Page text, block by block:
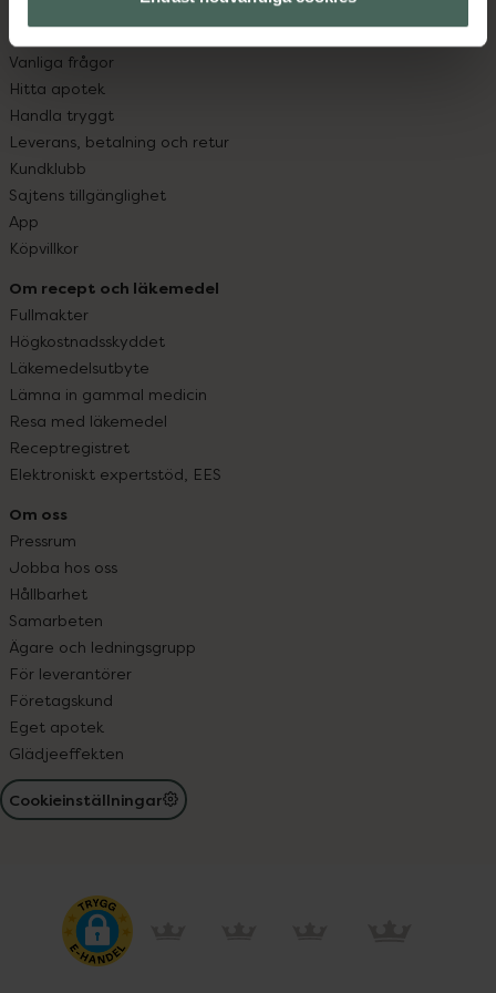
Kontakta oss
Vanliga frågor
Hitta apotek
Handla tryggt
Leverans, betalning och retur
Kundklubb
Sajtens tillgänglighet
App
Köpvillkor
Om recept och läkemedel
Fullmakter
Högkostnadsskyddet
Läkemedelsutbyte
Lämna in gammal medicin
Resa med läkemedel
Receptregistret
Elektroniskt expertstöd, EES
Om oss
Pressrum
Jobba hos oss
Hållbarhet
Samarbeten
Ägare och ledningsgrupp
För leverantörer
Företagskund
Eget apotek
Glädjeeffekten
Cookieinställningar